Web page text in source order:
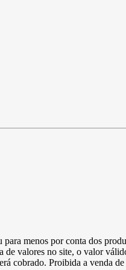
menos por conta dos
valores no site, o valor
cobrado. Proibida a venda